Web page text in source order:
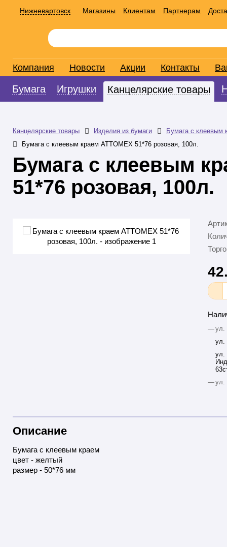
Нижневартовск Магазины Клиентам Партнерам
Компания Новости Акции Контакты
Бумага Игрушки Канцелярские товары
Канцелярские товары Изделия из бумаги
Бумага с клеевым
Бумага с клеевым краем ATTOMEX 51*76 розовая, 100л.
Бумага с клеевым
51*76 розовая, 100л.
—ул.
ул.
ул.
—ул.
Описание
Бумага с клеевым краем
цвет - желтый
размер - 50*76 мм